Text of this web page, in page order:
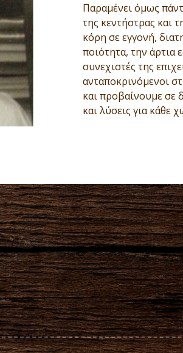
Παραμένει όμως
της κεντήστρας και
κόρη σε εγγονή,
ποιότητα, την άρτια
συνεχιστές της
ανταποκρινόμενοι
και προβαίνουμε σε
και λύσεις για κάθε